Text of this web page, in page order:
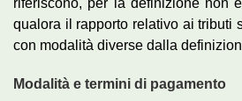
qualora il rapporto relativo ai tributi
con modalità diverse dalla
Modalità e termini di pagamento